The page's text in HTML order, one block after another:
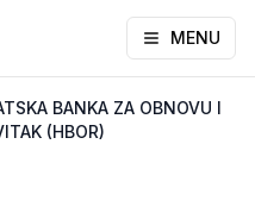
MENU
BANKA ZA OBNOVU I
(HBOR)